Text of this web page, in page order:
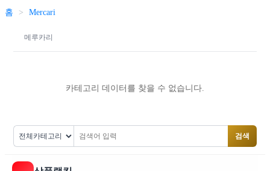
홈 > Mercari
메루카리
카테고리 데이터를 찾을 수 없습니다.
검색